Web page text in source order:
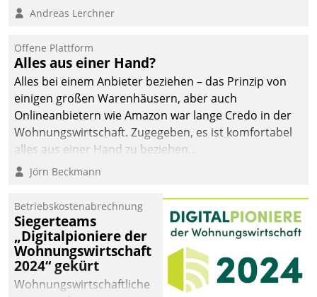
Andreas Lerchner
Offene Plattform
Alles aus einer Hand?
Alles bei einem Anbieter beziehen – das Prinzip von
einigen großen Warenhäusern, aber auch
Onlineanbietern wie Amazon war lange Credo in der
Wohnungswirtschaft. Zugegeben, es ist komfortabel
alles aus einer Hand zu beziehen...
Jörn Beckmann
Betriebskostenabrechnung
Siegerteams
„Digitalpioniere der
Wohnungswirtschaft
2024“ gekürt
Wohnungswirtschaftliche